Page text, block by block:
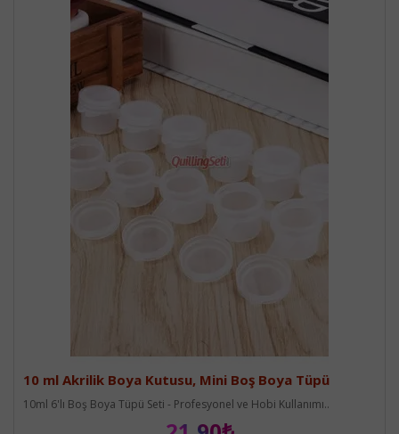
10 ml Akrilik Boya Kutusu, Mini Boş Boya Tüpü
10ml 6'lı Boş Boya Tüpü Seti - Profesyonel ve Hobi Kullanımı..